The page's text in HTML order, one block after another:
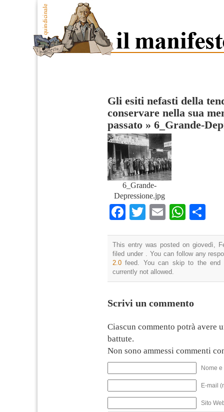
Gli esiti nefasti della
conservare nella sua
passato » 6_Grande-
6_Grande-
Depressione.jpg
Facebook
TwitterEmail
This entry was posted on giovedì,
filed under . You can follow any
2.0 feed. You can skip to the end
currently not allowed.
Scrivi un commento
Ciascun commento potrà avere
battute.
Non sono ammessi commenti
Nome
E-mail
Sito